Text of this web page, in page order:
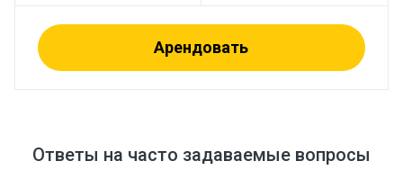
Арендовать
Ответы на часто задаваемые вопросы